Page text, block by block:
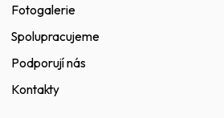
Fotogalerie
Spolupracujeme
Podporují nás
Kontakty